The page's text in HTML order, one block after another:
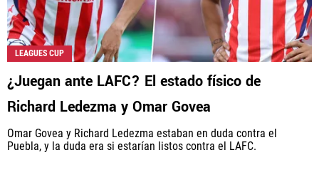
LEAGUES CUP
¿Juegan ante LAFC? El estado físico de
Richard Ledezma y Omar Govea
Omar Govea y Richard Ledezma estaban en duda contra el
Puebla, y la duda era si estarían listos contra el LAFC.